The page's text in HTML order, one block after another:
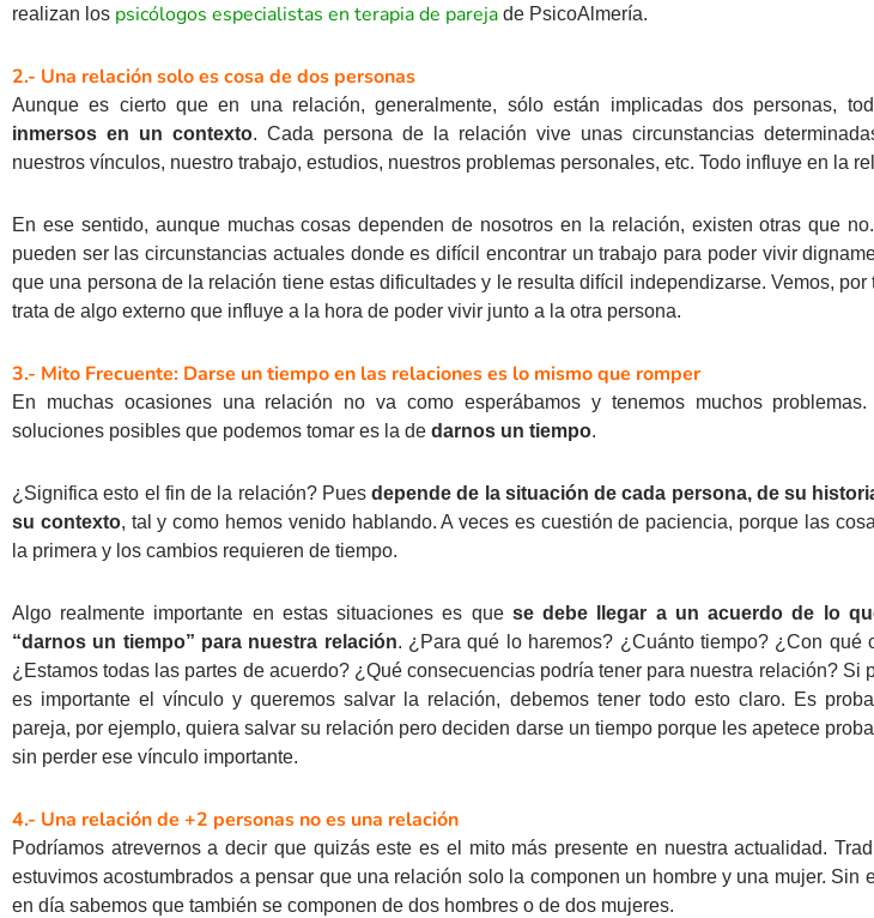
realizan los psicólogos especialistas en terapia de pareja de PsicoAlmería.
2.- Una relación solo es cosa de dos personas
Aunque es cierto que en una relación, generalmente, sólo están implicadas dos personas,
inmersos en un contexto. Cada persona de la relación vive unas circunstancias
nuestros vínculos, nuestro trabajo, estudios, nuestros problemas personales, etc. Todo influye en la
En ese sentido, aunque muchas cosas dependen de nosotros en la relación, existen otras que
pueden ser las circunstancias actuales donde es difícil encontrar un trabajo para poder vivir
que una persona de la relación tiene estas dificultades y le resulta difícil independizarse. Vemos, por
trata de algo externo que influye a la hora de poder vivir junto a la otra persona.
3.- Mito Frecuente: Darse un tiempo en las relaciones es lo mismo que romper
En muchas ocasiones una relación no va como esperábamos y tenemos muchos
soluciones posibles que podemos tomar es la de darnos un tiempo.
¿Significa esto el fin de la relación? Puesdepende de la situación de cada persona, de su
su contexto, tal y como hemos venido hablando. A veces es cuestión de paciencia, porque las
la primera y los cambios requieren de tiempo.
Algo realmente importante en estas situaciones es que se debe llegar a un acuerdo de lo
“darnos un tiempo” para nuestra relación. ¿Para qué lo haremos? ¿Cuánto tiempo? ¿Con qué
¿Estamos todas las partes de acuerdo? ¿Qué consecuencias podría tener para nuestra relación? Si
es importante el vínculo y queremos salvar la relación, debemos tener todo esto claro. Es
pareja, por ejemplo, quiera salvar su relación pero deciden darse un tiempo porque les apetece
sin perder ese vínculo importante.
4.- Una relación de +2 personas no es una relación
Podríamos atrevernos a decir que quizás este es el mito más presente en nuestra actualidad.
estuvimos acostumbrados a pensar que una relación solo la componen un hombre y una mujer. Sin
en día sabemos que también se componen de dos hombres o de dos mujeres.